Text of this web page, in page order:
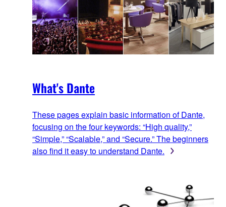
What's Dante
These pages explain basic information of Dante,
focusing on the four keywords: “High quality,”
“Simple,” “Scalable,” and “Secure.” The beginners
also find it easy to understand Dante.